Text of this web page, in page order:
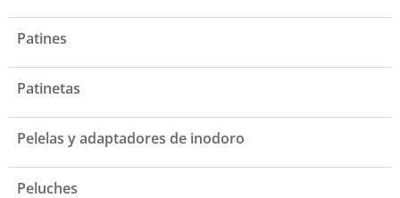
Patines
Patinetas
Pelelas y adaptadores de inodoro
Peluches